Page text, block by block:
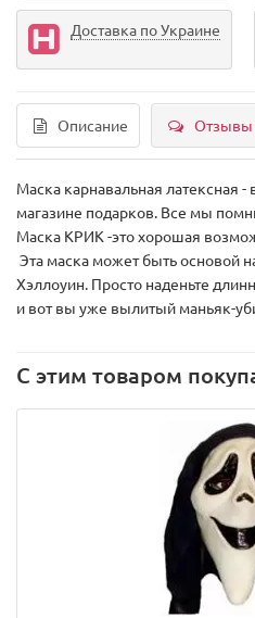
Доставка по Украине
Описание Отзывы
Маска карнавальная латексная
магазине подарков. Все мы
Маска КРИК -это хорошая
Эта маска может быть основой
Хэллоуин. Просто наденьте
и вот вы уже вылитый маньяк-
С этим товаром